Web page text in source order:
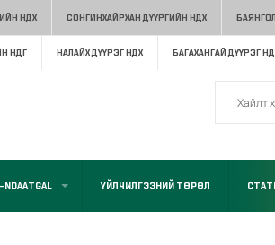
НДХ СОНГИНХАЙРХАН ДҮҮРГИЙН НДХ
НДГ НАЛАЙХ ДҮҮРЭГ НДХ БАГАХАНГАЙ ДҮҮРЭГ
NDAATGAL ҮЙЛЧИЛГЭЭНИЙ ТӨРӨЛ